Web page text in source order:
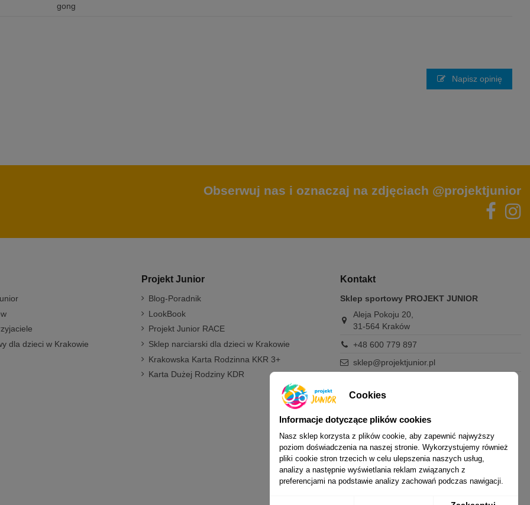
gong
Napisz opinię
Obserwuj nas i oznaczaj na zdjęciach @projektjunior
dla dzieci w Krakowie
Projekt Junior
Blog-Poradnik
LookBook
Projekt Junior RACE
Sklep narciarski dla dzieci w Krakowie
Krakowska Karta Rodzinna KKR 3+
Karta Dużej Rodziny KDR
Kontakt
Sklep sportowy PROJEKT JUNIOR
Aleja Pokoju 20,
31-564 Kraków
+48 600 779 897
sklep@projektjunior.pl
poniedziałek - piątek: 11.00-19.00
niedziela (każda): nieczynne
Nie odpowiadamy na wiadomości SMS. W
sprawach dotyczących zamówień i oferty
prosimy o kontakt mailowy, telefoniczny lub
przez Messenger.
Cookies
Informacje dotyczące plików cookies
Nasz sklep korzysta z plików cookie, aby zapewnić najwyższy
poziom doświadczenia na naszej stronie. Wykorzystujemy również
pliki cookie stron trzecich w celu ulepszenia naszych usług,
analizy a następnie wyświetlania reklam związanych z
preferencjami na podstawie analizy zachowań podczas nawigacji.